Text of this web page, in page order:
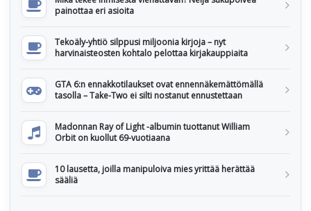
painottaa eri asioita
Tekoäly-yhtiö silppusi miljoonia kirjoja – nyt
harvinaisteosten kohtalo pelottaa kirjakauppiaita
GTA 6:n ennakkotilaukset ovat ennennäkemättömällä
tasolla – Take-Two ei silti nostanut ennustettaan
Madonnan Ray of Light -albumin tuottanut William
Orbit on kuollut 69-vuotiaana
10 lausetta, joilla manipuloiva mies yrittää herättää
sääliä